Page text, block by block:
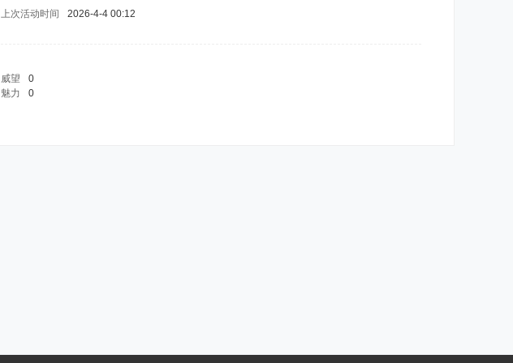
上次活动时间
2026-4-4 00:12
威望
0
魅力 0